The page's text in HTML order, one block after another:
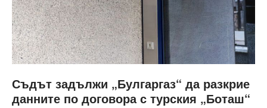
Съдът задължи „Булгаргаз“ да разкрие
данните по договора с турския „Боташ“